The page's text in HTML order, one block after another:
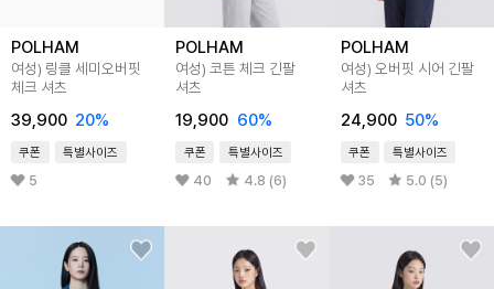
POLHAM
여성) 링클 세미오버핏
체크 셔츠
39,900 20%
쿠폰 특별사이즈
5
POLHAM
여성) 코튼 체크 긴팔
셔츠
19,900 60%
쿠폰 특별사이즈
40 4.8 (6)
POLHAM
여성) 오버핏 시어 긴팔
셔츠
24,900 50%
쿠폰 특별사이즈
35 5.0 (5)